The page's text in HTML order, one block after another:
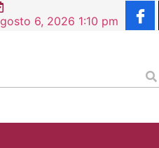
6, 2026 1:10 pm